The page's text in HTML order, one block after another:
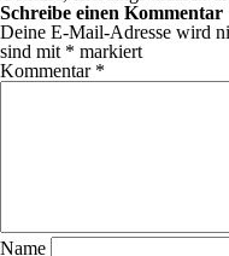
Schreibe einen Kommentar
Deine E-Mail-Adresse wird
sind mit * markiert
Kommentar *
Name